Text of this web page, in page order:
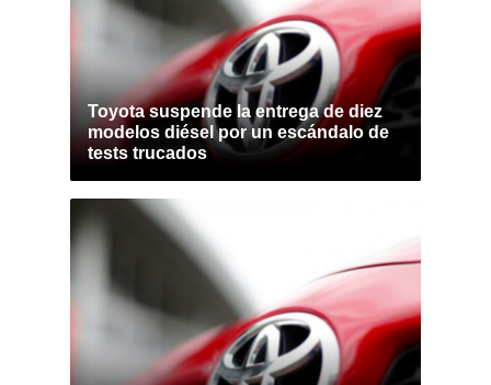
Toyota suspende la entrega de diez
modelos diésel por un escándalo de
tests trucados